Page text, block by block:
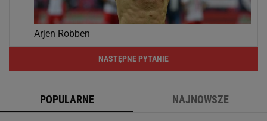
Arjen Robben
NASTĘPNE PYTANIE
POPULARNE NAJNOWSZE